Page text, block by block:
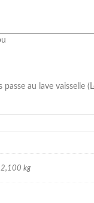
au lave vaisselle
2,100 kg